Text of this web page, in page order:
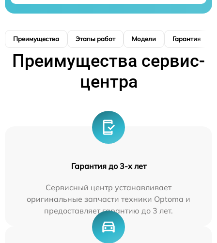
Преимущества Этапы работ Модели Гарантия
Преимущества сервис-
центра
Гарантия до 3-х лет
Сервисный центр устанавливает
оригинальные запчасти техники Optoma и
предоставляет гарантию до 3 лет.